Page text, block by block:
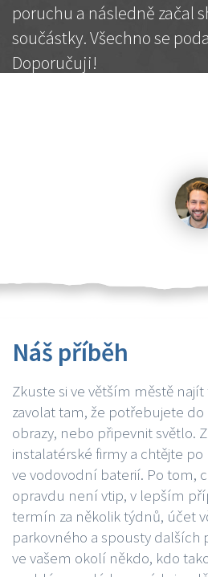
poruchu a následně začal
součástky. Všechno se
Doporučuji!
Náš příběh
Zkuste si ve větším městě
zavolat tam, že potřebujete do
obrazy, nebo připevnit světlo.
instalatérské firmy a chtějte
ve vodovodní baterií. Po tom,
opravdu není vtip, v lepším
termín za několik týdnů, účet
parkovného a spousty dalších
ve vašem okolí někdo, kdo